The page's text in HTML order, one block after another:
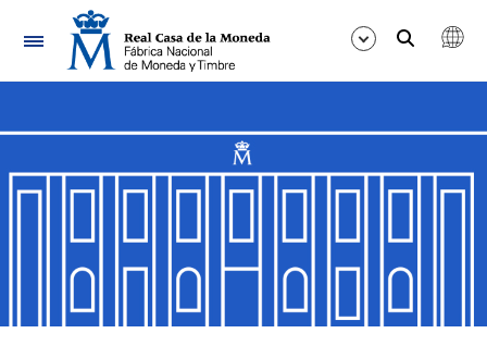
Nabigazioa
Erakutsi/Ezkutatu
Erakutsi/Ezkutatu
Erakutsi/Ezkutatu